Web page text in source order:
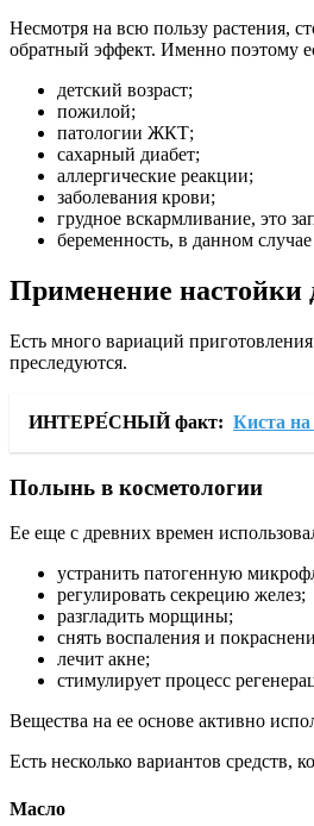
Несмотря на всю пользу растения,
обратный эффект. Именно поэтому
детский возраст;
пожилой;
патологии ЖКТ;
сахарный диабет;
аллергические реакции;
заболевания крови;
грудное вскармливание, это
беременность, в данном
Применение настойки
Есть много вариаций
преследуются.
ИНТЕРЕ́СНЫЙ факт: Киста на
Полынь в косметологии
Ее еще с древних времен
устранить патогенную
регулировать секрецию желез;
разгладить морщины;
снять воспаления и
лечит акне;
стимулирует процесс
Вещества на ее основе активно
Есть несколько вариантов
Масло